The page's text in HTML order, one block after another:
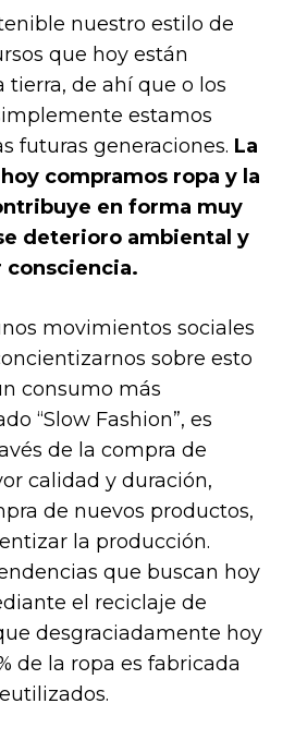
nuestro estilo de
que hoy están
tierra, de ahí que o los
estamos
futuras generaciones. La
compramos ropa y la
en forma muy
deterioro ambiental y
consciencia.
movimientos sociales
sobre esto
consumo más
“Slow Fashion”, es
de la compra de
calidad y duración,
de nuevos productos,
la producción.
que buscan hoy
el reciclaje de
desgraciadamente hoy
de la ropa es fabricada